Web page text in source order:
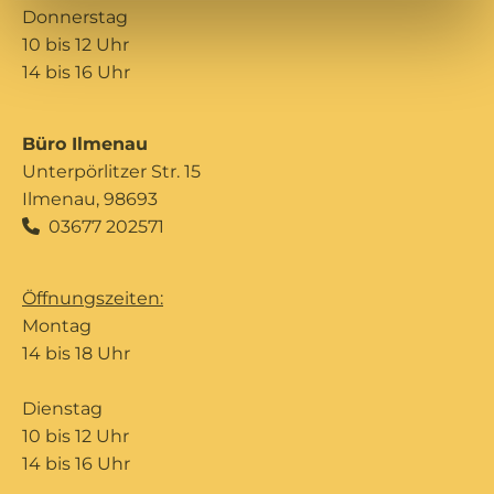
Donnerstag
10 bis 12 Uhr
14 bis 16 Uhr
Büro Ilmenau
Unterpörlitzer Str. 15
Ilmenau, 98693
 03677 202571
Öffnungszeiten:
Montag
14 bis 18 Uhr
Dienstag
10 bis 12 Uhr
14 bis 16 Uhr